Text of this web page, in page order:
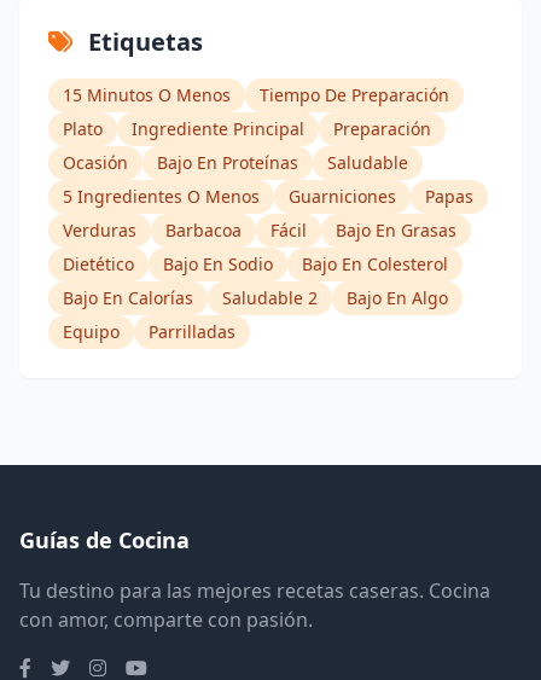
Etiquetas
15 Minutos O Menos
Tiempo De Preparación
Plato
Ingrediente Principal
Preparación
Ocasión
Bajo En Proteínas
Saludable
5 Ingredientes O Menos
Guarniciones
Papas
Verduras
Barbacoa Fácil
Bajo En Grasas
Dietético
Bajo En Sodio
Bajo En Colesterol
Bajo En Calorías
Saludable 2
Bajo En Algo
Equipo
Parrilladas
Guías de Cocina
Tu destino para las mejores recetas caseras. Cocina
con amor, comparte con pasión.